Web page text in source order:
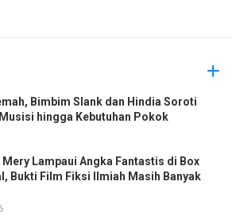
Bimbim Slank dan Hindia Soroti
hingga Kebutuhan Pokok
Lampaui Angka Fantastis di Box
Bukti Film Fiksi Ilmiah Masih Banyak